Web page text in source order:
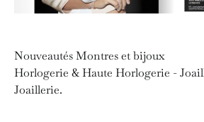
Nouveautés Montres et bijoux
Horlogerie & Haute Horlogerie -
Joaillerie.